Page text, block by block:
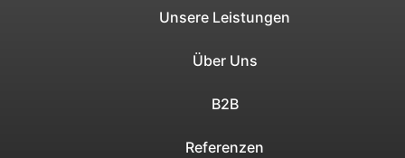
Unsere Leistungen
Über Uns
B2B
Referenzen